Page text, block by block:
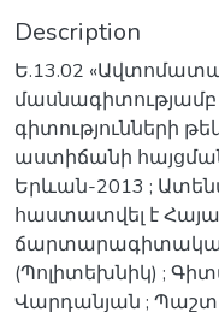
Description
Ե.13.02
գիտությունների
աստիճանի
Երևան-2013 ;
հաստատվել է
(Պոլիտեխնիկ) ;
Վարդանյան ;